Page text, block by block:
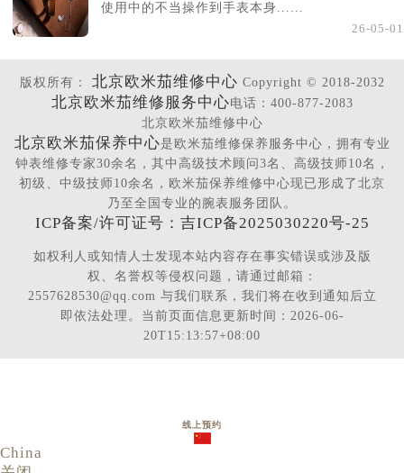
使用中的不当操作到手表本身......
26-05-01
版权所有： 北京欧米茄维修中心 Copyright © 2018-2032
北京欧米茄维修服务中心电话：400-877-2083
北京欧米茄维修中心
北京欧米茄保养中心是欧米茄维修保养服务中心，拥有专业
钟表维修专家30余名，其中高级技术顾问3名、高级技师10名，
初级、中级技师10余名，欧米茄保养维修中心现已形成了北京
乃至全国专业的腕表服务团队。
ICP备案/许可证号：吉ICP备2025030220号-25
如权利人或知情人士发现本站内容存在事实错误或涉及版
权、名誉权等侵权问题，请通过邮箱：
2557628530@qq.com 与我们联系，我们将在收到通知后立
即依法处理。当前页面信息更新时间：2026-06-
20T15:13:57+08:00
线上预约
China